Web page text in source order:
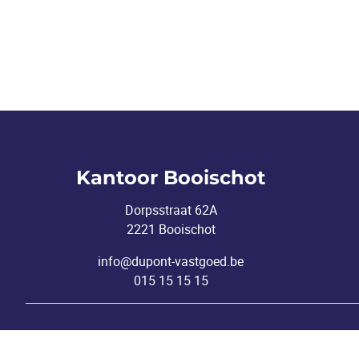
Kantoor Booischot
Dorpsstraat 62A
2221 Booischot
info@dupont-vastgoed.be
015 15 15 15